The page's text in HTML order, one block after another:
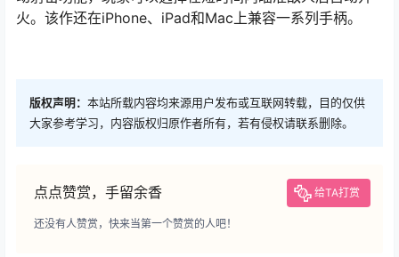
火。该作还在iPhone、iPad和Mac上兼容一系列手柄。
版权声明： 本站所载内容均来源用户发布或互联网转载，目的仅供
大家参考学习，内容版权归原作者所有，若有侵权请联系删除。
点点赞赏，手留余香 给TA打赏
还没有人赞赏，快来当第一个赞赏的人吧！